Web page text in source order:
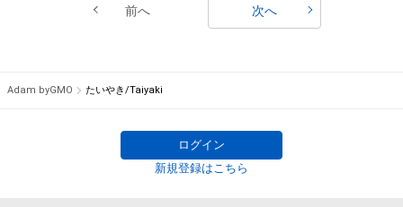
前へ 次へ
Adam byGMO たいやき/Taiyaki
ログイン
新規登録はこちら